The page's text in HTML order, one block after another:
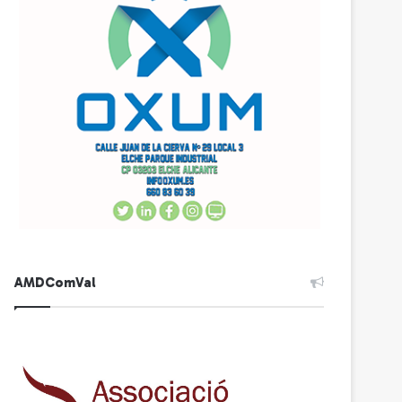
AMDComVal